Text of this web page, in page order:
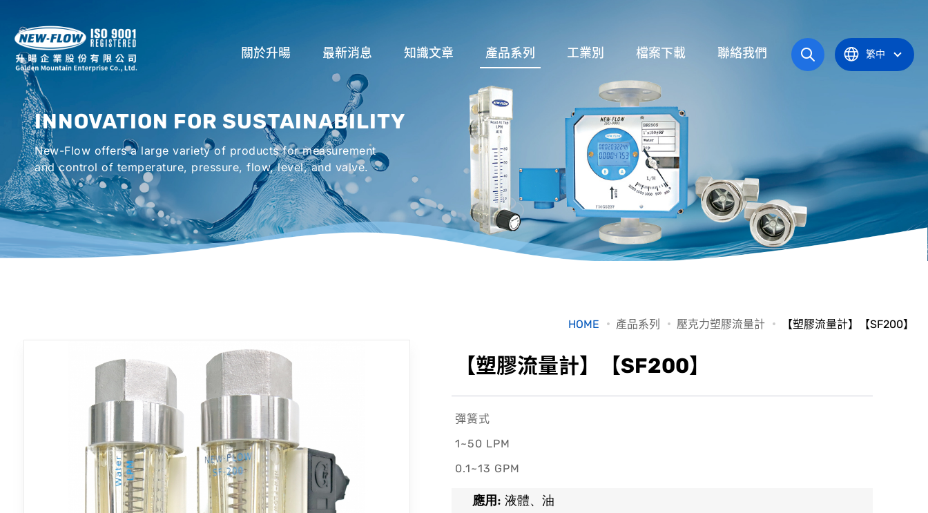
關於升暘
所在地
全球代理商
最新消息 知識文章
液位計種類及運作
壓力開關
產品系列
流量系列
液位系列
溫度系列
壓力系列
閥件系列
配件系列
工業別
潤滑系統
冷卻機組系統
烤箱及臭氧反應爐
機械密封罐系統
緊急淋浴洗眼器
檔案下載
操作手冊
產品型錄
認證證書
聯絡我們 繁中
INNOVATION FOR SUSTAINABILITY
New-Flow offers a large variety of products for measurement
and control of temperature, pressure, flow, level, and valve.
HOME 產品系列 壓克力塑膠流量計 【塑膠流量計】【SF200】
【塑膠流量計】【SF200】
彈簧式
1~50 LPM
0.1~13 GPM
應用:液體、油